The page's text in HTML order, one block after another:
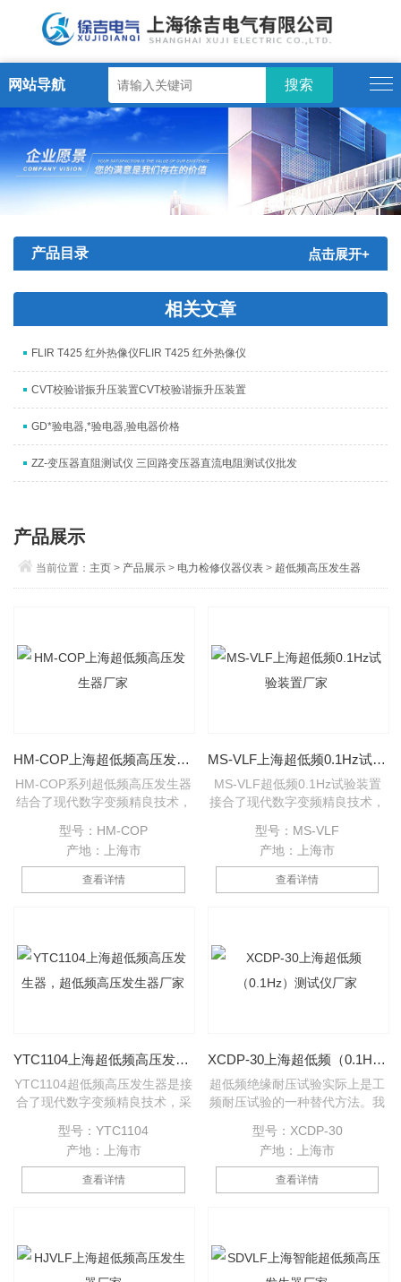
网站导航
产品目录 点击展开+
相关文章
FLIR T425 红外热像仪FLIR T425 红外热像仪
CVT校验谐振升压装置CVT校验谐振升压装置
GD*验电器,*验电器,验电器价格
ZZ-变压器直阻测试仪 三回路变压器直流电阻测试仪批发
产品展示
当前位置： 主页 > 产品展示 > 电力检修仪器仪表 > 超低频高压发生器
HM-COP上海超低频高压发生器厂家
HM-COP系列超低频高压发生器
结合了现代数字变频精良技术，
量、保护*自动化，并且在自动
升压过程中能进行人工干预。由
于全电子化，所以体积小重量
轻、大屏幕液晶显示，清晰直
型号：HM-COP
产地：上海市
查看详情
MS-VLF上海超低频0.1Hz试验装置厂家
MS-VLF超低频0.1Hz试验装置
接合了现代数字变频精良技术，
量、保护*自动化。由于全电子
化，所以体积小重量轻、大屏幕
液晶显示，清晰直观、且能显示
输出波形、打印试验报告。
型号：MS-VLF
产地：上海市
查看详情
YTC1104上海超低频高压发生器，超低频高压发生器厂家
YTC1104超低频高压发生器是接
合了现代数字变频精良技术，采
量、保护*自动化，并且在自动
升压过程中能进行人工干预。该
仪器由于全电子化，所以体积小
重量轻、大屏幕液晶显示，清晰
型号：YTC1104
产地：上海市
查看详情
XCDP-30上海超低频（0.1Hz）测试仪厂家
超低频绝缘耐压试验实际上是工
频耐压试验的一种替代方法。我
等试品进行工频耐压试验时，由
于它们的绝缘层呈现较大的电容
量，所以需要很大容量的试验变
压器或谐振变压器。
型号：XCDP-30
产地：上海市
查看详情